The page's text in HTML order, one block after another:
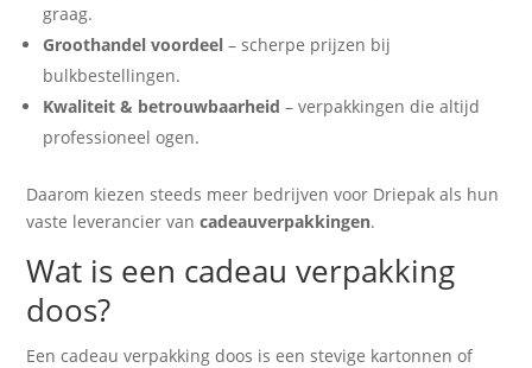
graag.
Groothandel voordeel – scherpe prijzen bij
bulkbestellingen.
Kwaliteit & betrouwbaarheid – verpakkingen die altijd
professioneel ogen.
Daarom kiezen steeds meer bedrijven voor Driepak als hun
vaste leverancier vancadeauverpakkingen.
Wat is een cadeau verpakking
doos?
Een cadeau verpakking doos is een stevige kartonnen of